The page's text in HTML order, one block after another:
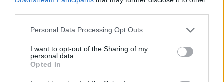
Personal Data Processing Opt Outs
I want to opt-out of the Sharing of my
personal data.
Opted In
3